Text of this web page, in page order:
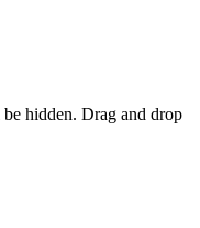
hidden. Drag and drop